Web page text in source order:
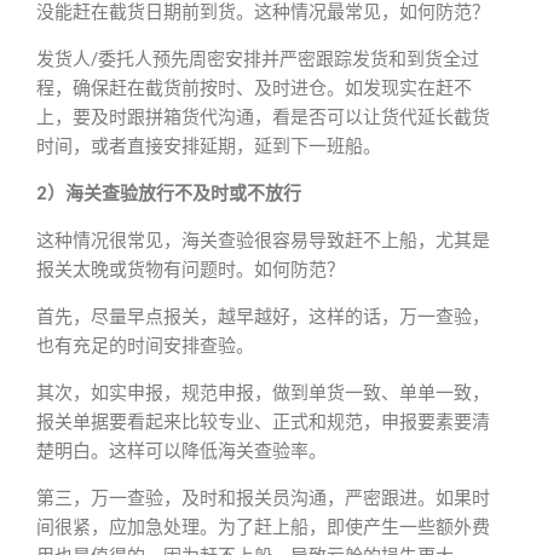
没能赶在截货日期前到货。这种情况最常见，如何防范？
发货人/委托人预先周密安排并严密跟踪发货和到货全过
程，确保赶在截货前按时、及时进仓。如发现实在赶不
上，要及时跟拼箱货代沟通，看是否可以让货代延长截货
时间，或者直接安排延期，延到下一班船。
2）海关查验放行不及时或不放行
这种情况很常见，海关查验很容易导致赶不上船，尤其是
报关太晚或货物有问题时。如何防范？
首先，尽量早点报关，越早越好，这样的话，万一查验，
也有充足的时间安排查验。
其次，如实申报，规范申报，做到单货一致、单单一致，
报关单据要看起来比较专业、正式和规范，申报要素要清
楚明白。这样可以降低海关查验率。
第三，万一查验，及时和报关员沟通，严密跟进。如果时
间很紧，应加急处理。为了赶上船，即使产生一些额外费